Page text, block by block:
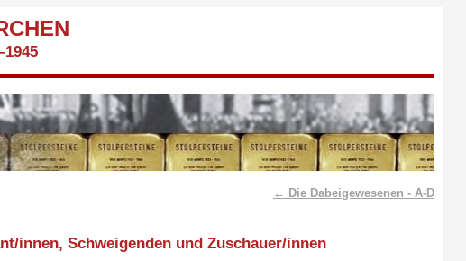
← Die Dabeigewesenen - A-D
innen, Schweigenden und Zuschauer/innen